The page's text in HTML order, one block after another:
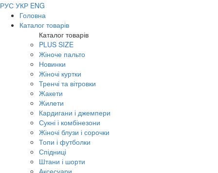
РУС УКР ENG
Головна
Каталог товарів
Каталог товарів
PLUS SIZE
Жіноче пальто
Новинки
Жіночі куртки
Тренчі та вітровки
Жакети
Жилети
Кардигани і джемпери
Сукні і комбінезони
Жіночі блузи і сорочки
Топи і футболки
Спідниці
Штани і шорти
Аксесуари